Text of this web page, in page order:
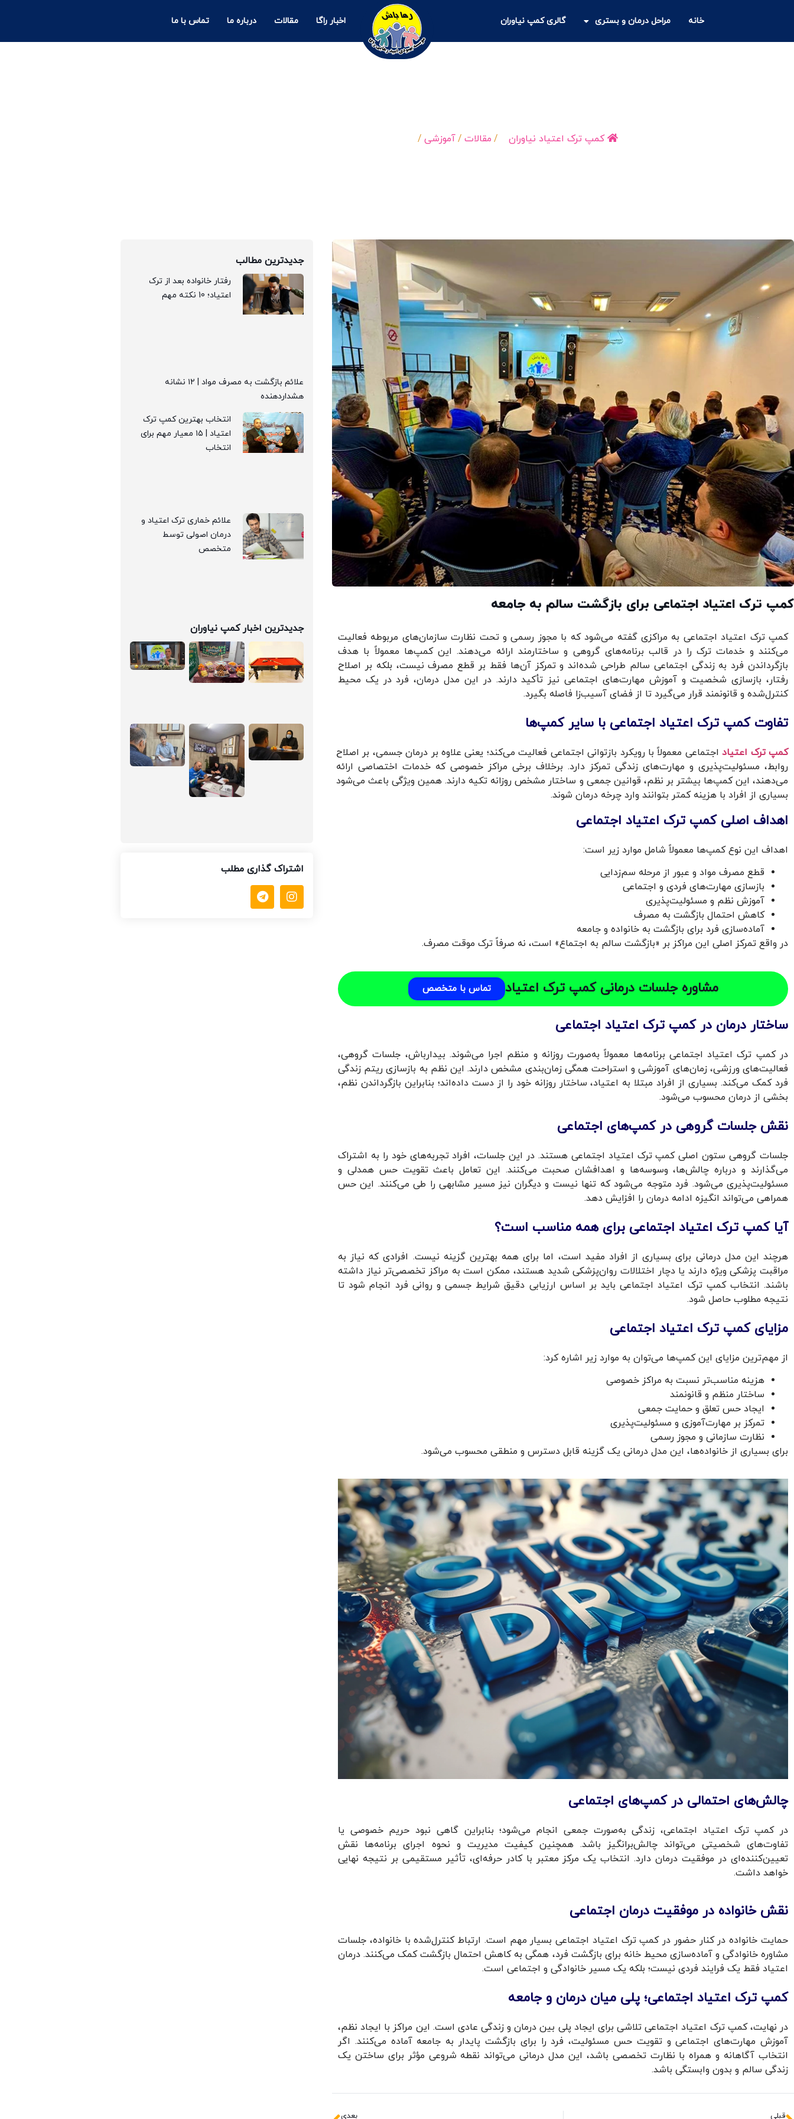
خانه مراحل درمان و بستری گالری کمپ نیاوران اخبار راگا مقالات درباره ما تماس با ما
کمپ ترک اعتیاد نیاوران / مقالات /آموزشی /
کمپ ترک اعتیاد اجتماعی برای بازگشت سالم به جامعه
کمپ ترک اعتیاد اجتماعی به مراکزی گفته می‌شود که با مجوز رسمی و تحت نظارت سازمان‌های مربوطه فعالیت
می‌کنند و خدمات ترک را در قالب برنامه‌های گروهی و ساختارمند ارائه می‌دهند. این کمپ‌ها معمولاً با هدف
بازگرداندن فرد به زندگی اجتماعی سالم طراحی شده‌اند و تمرکز آن‌ها فقط بر قطع مصرف نیست، بلکه بر اصلاح
رفتار، بازسازی شخصیت و آموزش مهارت‌های اجتماعی نیز تأکید دارند. در این مدل درمان، فرد در یک محیط
کنترل‌شده و قانونمند قرار می‌گیرد تا از فضای آسیب‌زا فاصله بگیرد.
تفاوت کمپ ترک اعتیاد اجتماعی با سایر کمپ‌ها
کمپ ترک اعتیاداجتماعی معمولاً با رویکرد بازتوانی اجتماعی فعالیت می‌کند؛ یعنی علاوه بر درمان جسمی، بر اصلاح
روابط، مسئولیت‌پذیری و مهارت‌های زندگی تمرکز دارد. برخلاف برخی مراکز خصوصی که خدمات اختصاصی ارائه
می‌دهند، این کمپ‌ها بیشتر بر نظم، قوانین جمعی و ساختار مشخص روزانه تکیه دارند. همین ویژگی باعث می‌شود
بسیاری از افراد با هزینه کمتر بتوانند وارد چرخه درمان شوند.
اهداف اصلی کمپ ترک اعتیاد اجتماعی
اهداف این نوع کمپ‌ها معمولاً شامل موارد زیر است:
قطع مصرف مواد و عبور از مرحله سم‌زدایی
بازسازی مهارت‌های فردی و اجتماعی
آموزش نظم و مسئولیت‌پذیری
کاهش احتمال بازگشت به مصرف
آماده‌سازی فرد برای بازگشت به خانواده و جامعه
در واقع تمرکز اصلی این مراکز بر «بازگشت سالم به اجتماع» است، نه صرفاً ترک موقت مصرف.
مشاوره جلسات درمانی کمپ ترک اعتیاد تماس با متخصص
ساختار درمان در کمپ ترک اعتیاد اجتماعی
در کمپ ترک اعتیاد اجتماعی برنامه‌ها معمولاً به‌صورت روزانه و منظم اجرا می‌شوند. بیدارباش، جلسات گروهی،
فعالیت‌های ورزشی، زمان‌های آموزشی و استراحت همگی زمان‌بندی مشخص دارند. این نظم به بازسازی ریتم زندگی
فرد کمک می‌کند. بسیاری از افراد مبتلا به اعتیاد، ساختار روزانه خود را از دست داده‌اند؛ بنابراین بازگرداندن نظم،
بخشی از درمان محسوب می‌شود.
نقش جلسات گروهی در کمپ‌های اجتماعی
جلسات گروهی ستون اصلی کمپ ترک اعتیاد اجتماعی هستند. در این جلسات، افراد تجربه‌های خود را به اشتراک
می‌گذارند و درباره چالش‌ها، وسوسه‌ها و اهدافشان صحبت می‌کنند. این تعامل باعث تقویت حس همدلی و
مسئولیت‌پذیری می‌شود. فرد متوجه می‌شود که تنها نیست و دیگران نیز مسیر مشابهی را طی می‌کنند. این حس
همراهی می‌تواند انگیزه ادامه درمان را افزایش دهد.
آیا کمپ ترک اعتیاد اجتماعی برای همه مناسب است؟
هرچند این مدل درمانی برای بسیاری از افراد مفید است، اما برای همه بهترین گزینه نیست. افرادی که نیاز به
مراقبت پزشکی ویژه دارند یا دچار اختلالات روان‌پزشکی شدید هستند، ممکن است به مراکز تخصصی‌تر نیاز داشته
باشند. انتخاب کمپ ترک اعتیاد اجتماعی باید بر اساس ارزیابی دقیق شرایط جسمی و روانی فرد انجام شود تا
نتیجه مطلوب حاصل شود.
مزایای کمپ ترک اعتیاد اجتماعی
از مهم‌ترین مزایای این کمپ‌ها می‌توان به موارد زیر اشاره کرد:
هزینه مناسب‌تر نسبت به مراکز خصوصی
ساختار منظم و قانونمند
ایجاد حس تعلق و حمایت جمعی
تمرکز بر مهارت‌آموزی و مسئولیت‌پذیری
نظارت سازمانی و مجوز رسمی
برای بسیاری از خانواده‌ها، این مدل درمانی یک گزینه قابل دسترس و منطقی محسوب می‌شود.
چالش‌های احتمالی در کمپ‌های اجتماعی
در کمپ ترک اعتیاد اجتماعی، زندگی به‌صورت جمعی انجام می‌شود؛ بنابراین گاهی نبود حریم خصوصی یا
تفاوت‌های شخصیتی می‌تواند چالش‌برانگیز باشد. همچنین کیفیت مدیریت و نحوه اجرای برنامه‌ها نقش
تعیین‌کننده‌ای در موفقیت درمان دارد. انتخاب یک مرکز معتبر با کادر حرفه‌ای، تأثیر مستقیمی بر نتیجه نهایی
خواهد داشت.
نقش خانواده در موفقیت درمان اجتماعی
حمایت خانواده در کنار حضور در کمپ ترک اعتیاد اجتماعی بسیار مهم است. ارتباط کنترل‌شده با خانواده، جلسات
مشاوره خانوادگی و آماده‌سازی محیط خانه برای بازگشت فرد، همگی به کاهش احتمال بازگشت کمک می‌کنند. درمان
اعتیاد فقط یک فرایند فردی نیست؛ بلکه یک مسیر خانوادگی و اجتماعی است.
کمپ ترک اعتیاد اجتماعی؛ پلی میان درمان و جامعه
در نهایت، کمپ ترک اعتیاد اجتماعی تلاشی برای ایجاد پلی بین درمان و زندگی عادی است. این مراکز با ایجاد نظم،
آموزش مهارت‌های اجتماعی و تقویت حس مسئولیت، فرد را برای بازگشت پایدار به جامعه آماده می‌کنند. اگر
انتخاب آگاهانه و همراه با نظارت تخصصی باشد، این مدل درمانی می‌تواند نقطه شروعی مؤثر برای ساختن یک
زندگی سالم و بدون وابستگی باشد.
جدیدترین مطالب
رفتار خانواده بعد از ترک
اعتیاد؛ 10 نکته مهم
علائم بازگشت به مصرف مواد | ۱۲ نشانه
هشداردهنده
انتخاب بهترین کمپ ترک
اعتیاد | ۱۵ معیار مهم برای
انتخاب
علائم خماری ترک اعتیاد و
درمان اصولی توسط
متخصص
جدیدترین اخبار کمپ نیاوران
اشتراک گذاری مطلب
قبلی بعدی